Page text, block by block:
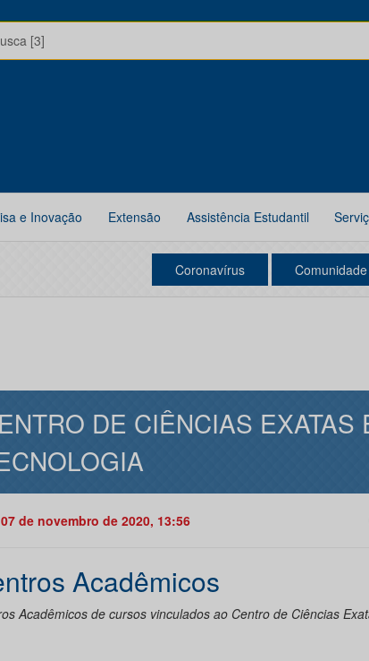
[3]
e Inovação Extensão Assistência Estudantil
Coronavírus
DE CIÊNCIAS EXATAS
de novembro de 2020, 13:56
Acadêmicos
Acadêmicos de cursos vinculados ao Centro de Ciências